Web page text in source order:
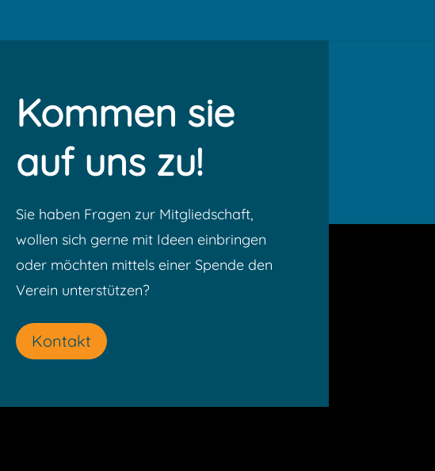
Kommen sie
auf uns zu!
Sie haben Fragen zur Mitgliedschaft,
wollen sich gerne mit Ideen einbringen
oder möchten mittels einer Spende den
Verein unterstützen?
Kontakt